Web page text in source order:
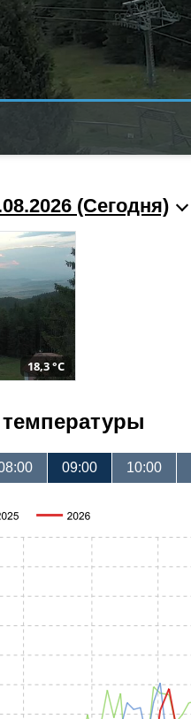
(Cегодня)
18,3 °C
09:00 10:00